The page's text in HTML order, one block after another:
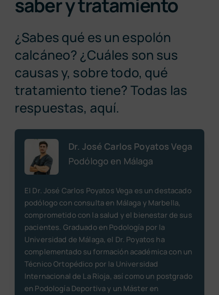
Pide cita
saber y tratamiento
¿Sabes qué es un espolón
calcáneo? ¿Cuáles son sus
causas y, sobre todo, qué
tratamiento tiene? Todas las
respuestas, aquí.
Dr. José Carlos Poyatos Vega
Podólogo en Málaga
El Dr. José Carlos Poyatos Vega es un destacado
podólogo con consulta en Málaga y Marbella,
comprometido con la salud y el bienestar de sus
pacientes. Graduado en Podología por la
Universidad de Málaga, el Dr. Poyatos ha
complementado su formación académica con un
Técnico Ortopédico por la Universidad
Internacional de La Rioja, así como un postgrado
en Podología Deportiva y un Máster en